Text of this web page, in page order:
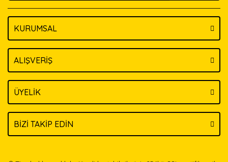
KURUMSAL
ALIŞVERİŞ
ÜYELİK
BİZİ TAKİP EDİN